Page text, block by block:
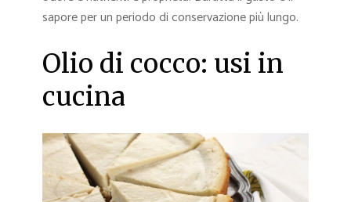
sapore per un periodo di conservazione più lungo.
Olio di cocco: usi in
cucina